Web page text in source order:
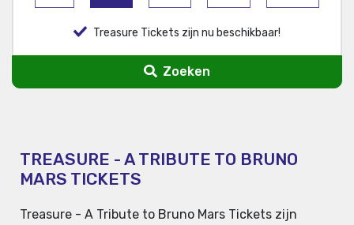
Treasure Tickets zijn nu beschikbaar!
Zoeken
TREASURE - A TRIBUTE TO BRUNO
MARS TICKETS
Treasure - A Tribute to Bruno Mars Tickets zijn